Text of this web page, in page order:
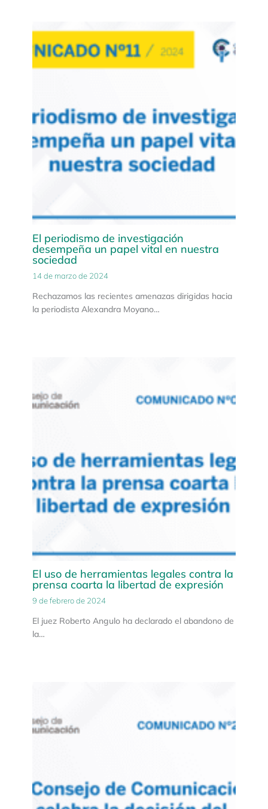
El periodismo de investigación
desempeña un papel vital en nuestra
sociedad
14 de marzo de 2024
Rechazamos las recientes amenazas dirigidas hacia
la periodista Alexandra Moyano…
El uso de herramientas legales contra la
prensa coarta la libertad de expresión
9 de febrero de 2024
El juez Roberto Angulo ha declarado el abandono de
la…